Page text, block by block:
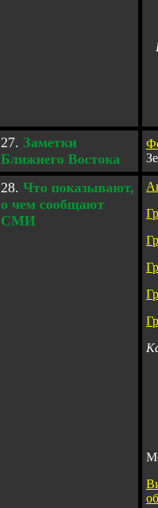
27. Заметки
Ближнего Востока
28. Что показывают,
о чем сообщают
СМИ